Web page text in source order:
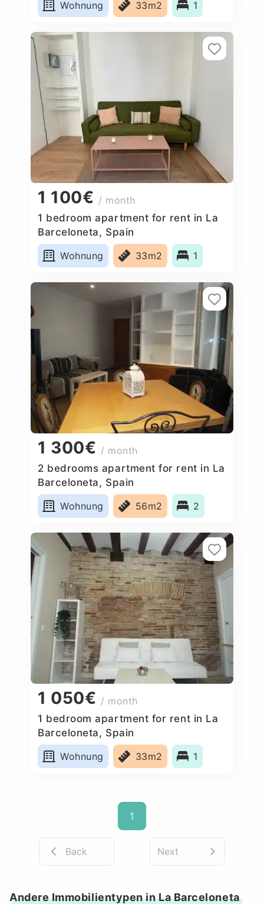
Wohnung 33m2 1
1 100€ / month
1 bedroom apartment for rent in La
Barceloneta, Spain
Wohnung
33m2 1
1 300€ / month
2 bedrooms apartment for rent in La
Barceloneta, Spain
Wohnung
56m2 2
1 050€ / month
1 bedroom apartment for rent in La
Barceloneta, Spain
Wohnung
33m2 1
1
Back Next
Andere Immobilientypen in La Barceloneta